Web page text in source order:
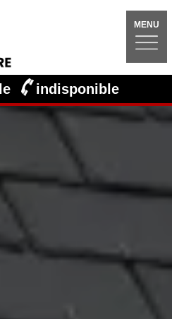
MENU
indisponible